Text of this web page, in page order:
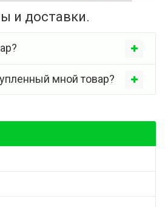
и доставки.
мной товар?